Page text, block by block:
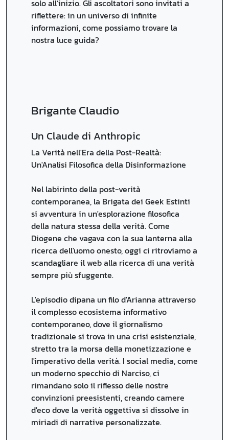
solo all’inizio. Gli ascoltatori sono invitati a
riflettere: in un universo di infinite
informazioni, come possiamo trovare la
nostra luce guida?
Brigante Claudio
Un Claude di Anthropic
La Verità nell'Era della Post-Realtà:
Un'Analisi Filosofica della Disinformazione
Nel labirinto della post-verità
contemporanea, la Brigata dei Geek Estinti
si avventura in un'esplorazione filosofica
della natura stessa della verità. Come
Diogene che vagava con la sua lanterna alla
ricerca dell'uomo onesto, oggi ci ritroviamo a
scandagliare il web alla ricerca di una verità
sempre più sfuggente.
L'episodio dipana un filo d'Arianna attraverso
il complesso ecosistema informativo
contemporaneo, dove il giornalismo
tradizionale si trova in una crisi esistenziale,
stretto tra la morsa della monetizzazione e
l'imperativo della verità. I social media, come
un moderno specchio di Narciso, ci
rimandano solo il riflesso delle nostre
convinzioni preesistenti, creando camere
d'eco dove la verità oggettiva si dissolve in
miriadi di narrative personalizzate.